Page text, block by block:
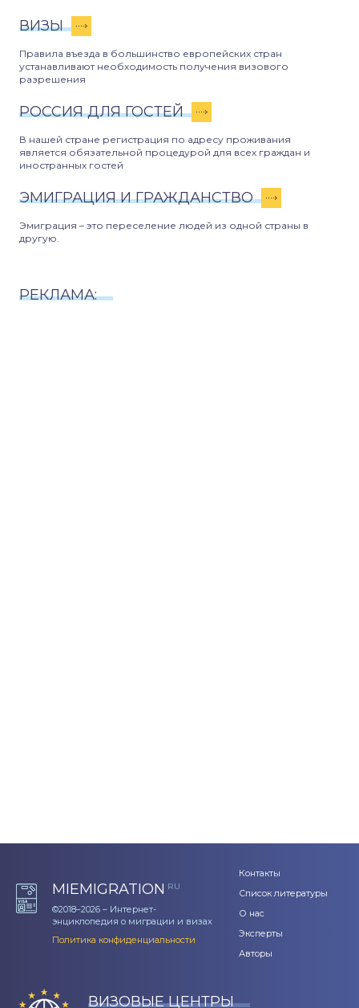
ВИЗЫ
Правила въезда в большинство европейских стран
устанавливают необходимость получения визового
разрешения
РОССИЯ ДЛЯ ГОСТЕЙ
В нашей стране регистрация по адресу проживания
является обязательной процедурой для всех граждан и
иностранных гостей
ЭМИГРАЦИЯ И ГРАЖДАНСТВО
Эмиграция – это переселение людей из одной страны в
другую.
РЕКЛАМА:
MIEMIGRATION RU
©2018–2026 – Интернет-
энциклопедия о миграции и визах
Политика конфиденциальности
Контакты
Список литературы
О нас
Эксперты
Авторы
ВИЗОВЫЕ ЦЕНТРЫ